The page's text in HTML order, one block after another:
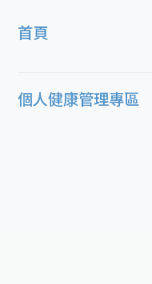
首頁
個人健康管理專區